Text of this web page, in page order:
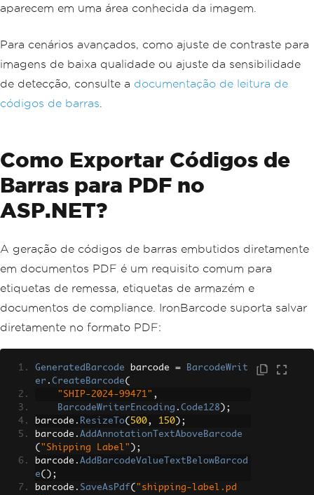
aparecem em uma área conhecida da imagem.
Para cenários avançados, como ajuste de contraste para
imagens de baixa qualidade ou ajuste da sensibilidade
de detecção, consulte a documentação de leitura de
códigos de barras
Como Exportar Códigos de
Barras para PDF no
ASP.NET?
A geração de códigos de barras embutidos diretamente
em documentos PDF é um requisito comum para
etiquetas de remessa, etiquetas de armazém e
documentos de compliance. IronBarcode suporta salvar
diretamente no formato PDF:
GeneratedBarcode barcode =
BarcodeWrit
er . CreateBarcode(
"SHIP-2024-99471" ,
BarcodeWriterEncoding . Code128 );
barcode . ResizeTo( 500, 150 );
barcode . AddAnnotationTextAboveBarcode
( "Shipping Label" );
barcode . AddBarcodeValueTextBelowBarcod
e();
barcode . SaveAsPdf( "shipping-label.pd